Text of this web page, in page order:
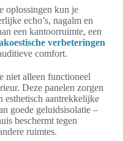
oplossingen kun je
echo’s, nagalm en
een kantoorruimte, een
verbeteringen
comfort.
niet alleen functioneel
Deze panelen zorgen
esthetisch aantrekkelijke
goede geluidsisolatie –
beschermt tegen
ruimtes.